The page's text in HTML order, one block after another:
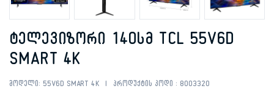
ტელევიზორი 140სმ TCL 55V6D
SMART 4K
მოდელი: 55V6D SMART 4K პროდუქტის კოდი : 8003320